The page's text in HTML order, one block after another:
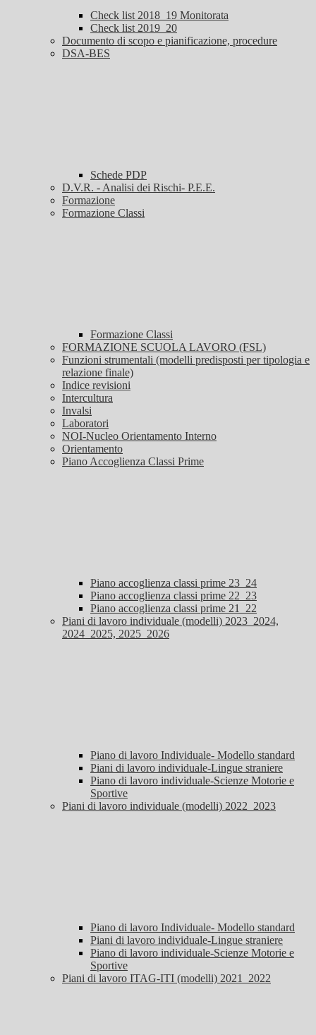
Check list 2018_19 Monitorata
Check list 2019_20
Documento di scopo e pianificazione, procedure
DSA-BES
Schede PDP
D.V.R. - Analisi dei Rischi- P.E.E.
Formazione
Formazione Classi
Formazione Classi
FORMAZIONE SCUOLA LAVORO (FSL)
Funzioni strumentali (modelli predisposti per tipologia e
relazione finale)
Indice revisioni
Intercultura
Invalsi
Laboratori
NOI-Nucleo Orientamento Interno
Orientamento
Piano Accoglienza Classi Prime
Piano accoglienza classi prime 23_24
Piano accoglienza classi prime 22_23
Piano accoglienza classi prime 21_22
Piani di lavoro individuale (modelli) 2023_2024,
2024_2025, 2025_2026
Piano di lavoro Individuale- Modello standard
Piani di lavoro individuale-Lingue straniere
Piano di lavoro individuale-Scienze Motorie e
Sportive
Piani di lavoro individuale (modelli) 2022_2023
Piano di lavoro Individuale- Modello standard
Piani di lavoro individuale-Lingue straniere
Piano di lavoro individuale-Scienze Motorie e
Sportive
Piani di lavoro ITAG-ITI (modelli) 2021_2022